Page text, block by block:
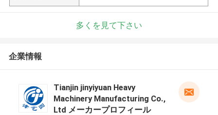
多くを見て下さい
企業情報
Tianjin jinyiyuan Heavy
Machinery Manufacturing Co.,
Ltd メーカープロフィール